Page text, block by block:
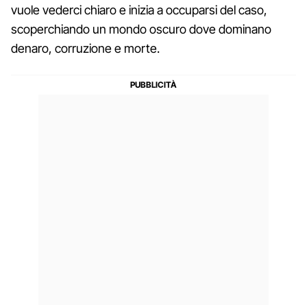
vuole vederci chiaro e inizia a occuparsi del caso,
scoperchiando un mondo oscuro dove dominano
denaro, corruzione e morte.